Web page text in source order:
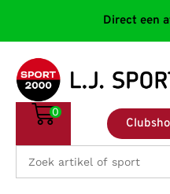
Direct een
0